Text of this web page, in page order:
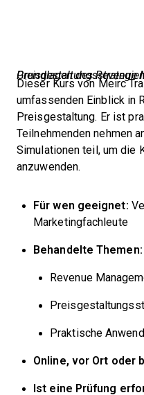
Grundlagen des Revenue Managements und der
Dieser Kurs von Meirc
umfassenden Einblick in
Preisgestaltung. Er ist
Teilnehmenden nehmen
Simulationen teil, um die
anzuwenden.
Für wen geeignet:
Marketingfachleute
Behandelte Themen:
Revenue
Praktische
Online, vor Ort oder
Ist eine Prüfung